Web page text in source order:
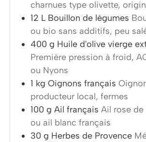
charnues type olivette,
12 L Bouillon de légumes
ou bio sans additifs, peu
400 g Huile d'olive vierge
Première pression à froid,
ou Nyons
1 kg Oignons français
producteur local, fermes
100 g Ail français Ail rose de
ou ail blanc français
30 g Herbes de Provence